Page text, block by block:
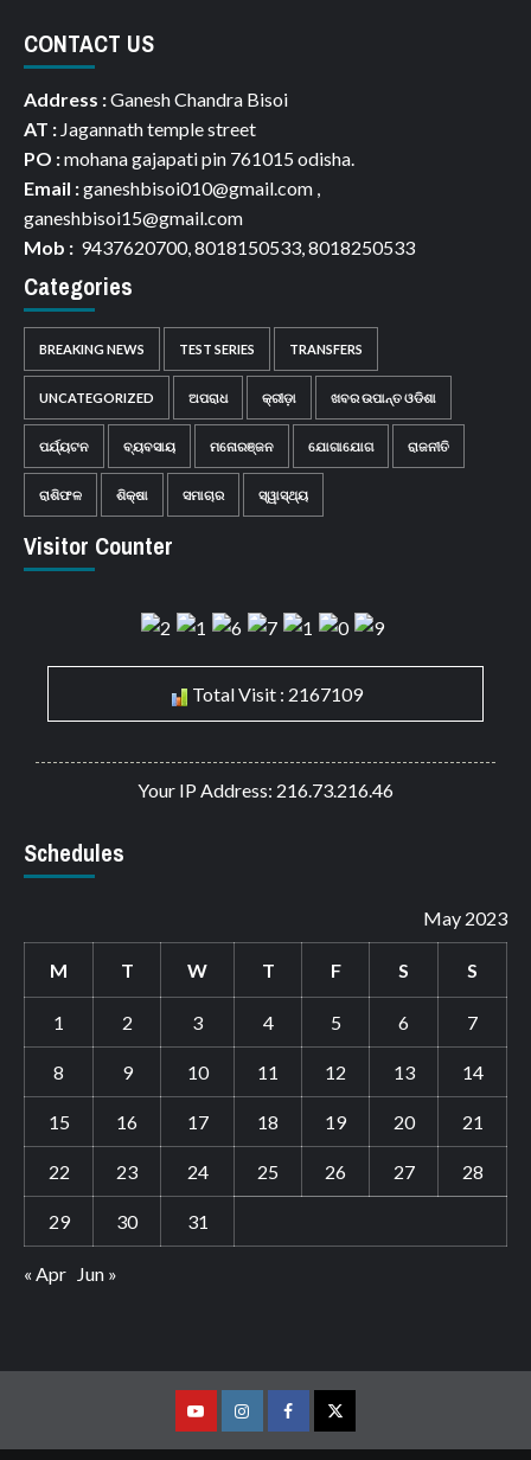
CONTACT US
Address :Ganesh Chandra Bisoi
AT : Jagannath temple street
PO :mohana gajapati pin 761015 odisha.
Email :ganeshbisoi010@gmail.com ,
ganeshbisoi15@gmail.com
Mob : 9437620700, 8018150533, 8018250533
Categories
BREAKING NEWS TEST SERIES TRANSFERS
UNCATEGORIZED ଅପରାଧ କ୍ରୀଡ଼ା ଖବର ଉପାନ୍ତ ଓଡିଶା
ପର୍ଯ୍ୟଟନ ବ୍ୟବସାୟ ମନୋରଞ୍ଜନ ଯୋଗାଯୋଗ ରାଜନୀତି
ରାଶିଫଳ ଶିକ୍ଷା ସମାଚାର ସ୍ୱାସ୍ଥ୍ୟ
Visitor Counter
Total Visit : 2167109
Your IP Address: 216.73.216.46
Schedules
May 2023
M T W T F S S
1 2 3 4 5 6 7
8 9 10 11 12 13 14
15 16 17 18 19 20 21
22 23 24 25 26 27 28
29 30 31
« Apr Jun »
YoutubeVimeoFacebookTwitter